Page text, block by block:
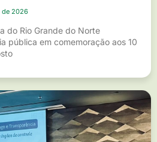
de 2026
do Rio Grande do Norte
pública em comemoração aos 10